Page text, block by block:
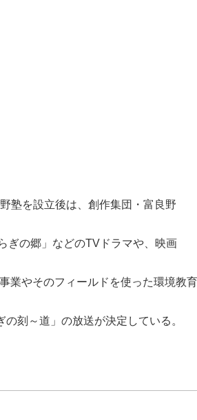
塾を設立後は、創作集団・富良野
ぎの郷」などのTVドラマや、映画
業やそのフィールドを使った環境教育
刻～道」の放送が決定している。